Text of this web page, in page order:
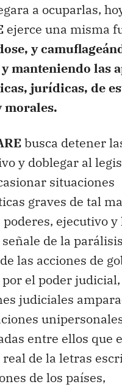
a ocuparlas,
ejerce una misma
y
manteniendo las
jurídicas, de
morales.
busca detener
y doblegar al
situaciones
graves de tal
poderes, ejecutivo
de la
las acciones de
el poder judicial,
judiciales
entre ellos que
de la letras
de los países,